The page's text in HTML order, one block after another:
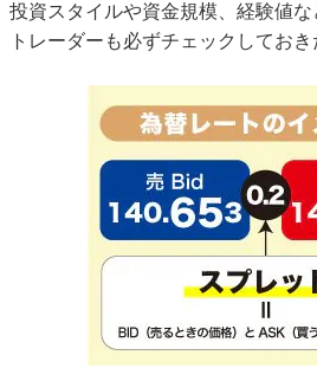
投資スタイルや資金規模、経験値
トレーダーも必ずチェックしておき